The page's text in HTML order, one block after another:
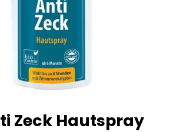
Zeck Hautspray